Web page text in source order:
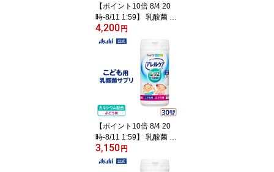
【ポイント10倍 8/4 20
時-8/11 1:59】 乳酸菌 サ
プリ公式 アレルケア 120
粒ボトル タブレット サ
プリメント L92 ボトル 6
0日分 L92乳酸菌 L-92乳
酸菌 チュアブル 健康食
品 ボトル容器 ラクトバ
チルス 菌活 菌 カルピス
健康通販 アサヒ 公式
4,200 円
【ポイント10倍 8/4 20
時-8/11 1:59】 乳酸菌 サ
プリ アレルケア こども
用 ぶどう味 60粒ボトル
3,150 円